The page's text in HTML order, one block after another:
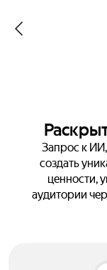
Запрос к
создать
ценности,
аудитории